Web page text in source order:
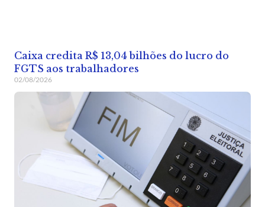
Caixa credita R$ 13,04 bilhões do lucro do
FGTS aos trabalhadores
02/08/2026